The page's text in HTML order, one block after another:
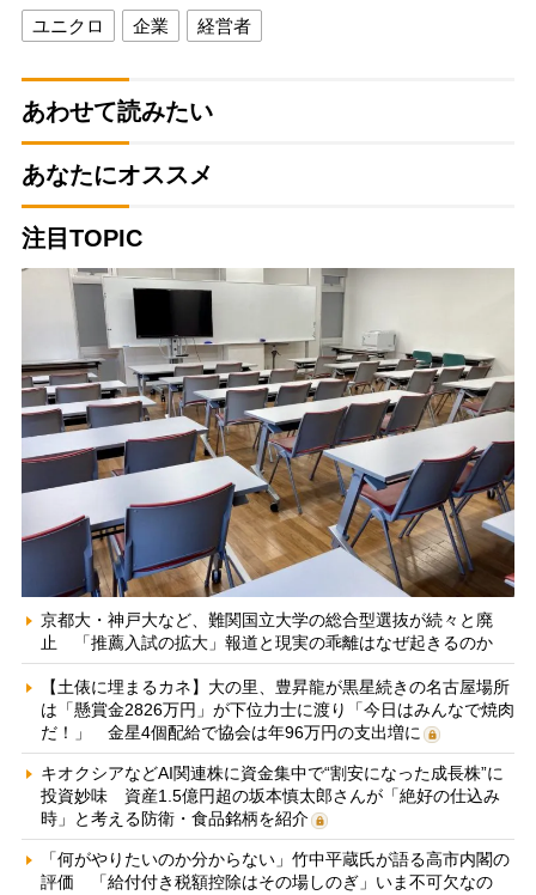
ユニクロ 企業 経営者
あわせて読みたい
あなたにオススメ
注目TOPIC
京都大・神戸大など、難関国立大学の総合型選抜が続々と廃
止 「推薦入試の拡大」報道と現実の乖離はなぜ起きるのか
【土俵に埋まるカネ】大の里、豊昇龍が黒星続きの名古屋場所
は「懸賞金2826万円」が下位力士に渡り「今日はみんなで焼肉
だ！」 金星4個配給で協会は年96万円の支出増に
キオクシアなどAI関連株に資金集中で“割安になった成長株”に
投資妙味 資産1.5億円超の坂本慎太郎さんが「絶好の仕込み
時」と考える防衛・食品銘柄を紹介
「何がやりたいのか分からない」竹中平蔵氏が語る高市内閣の
評価 「給付付き税額控除はその場しのぎ」いま不可欠なの